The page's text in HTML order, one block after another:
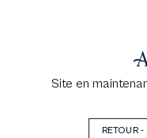
Site en
RETOUR